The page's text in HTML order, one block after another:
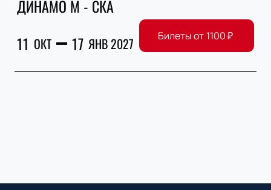
ДИНАМО М - СКА
11 ОКТ 17 ЯНВ 2027 Билеты от 1100₽